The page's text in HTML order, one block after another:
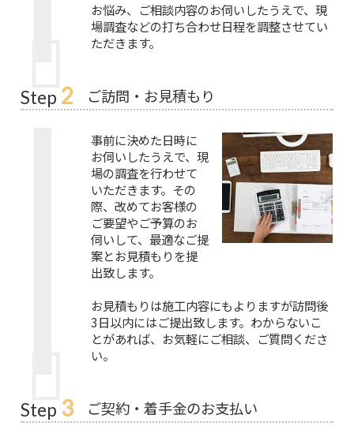
お悩み、ご相談内容のお伺いしたうえで、現
場調査などの打ち合わせ日程を調整させてい
ただきます。
Step 2 ご訪問・お見積もり
事前に決めた日時に
お伺いしたうえで、現
場の調査を行わせて
いただきます。その
際、改めてお客様の
ご要望やご予算のお
伺いして、最適なご提
案とお見積もりを提
出致します。
お見積もりは施工内容にもよりますが訪問後
3日以内にはご提出致します。わからないこ
とがあれば、お気軽にご相談、ご質問くださ
い。
Step 3 ご契約・着手金のお支払い